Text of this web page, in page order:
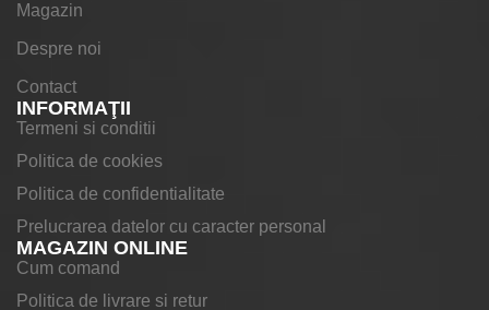
Magazin
Despre noi
Contact
INFORMAŢII
Termeni si conditii
Politica de cookies
Politica de confidentialitate
Prelucrarea datelor cu caracter personal
MAGAZIN ONLINE
Cum comand
Politica de livrare si retur